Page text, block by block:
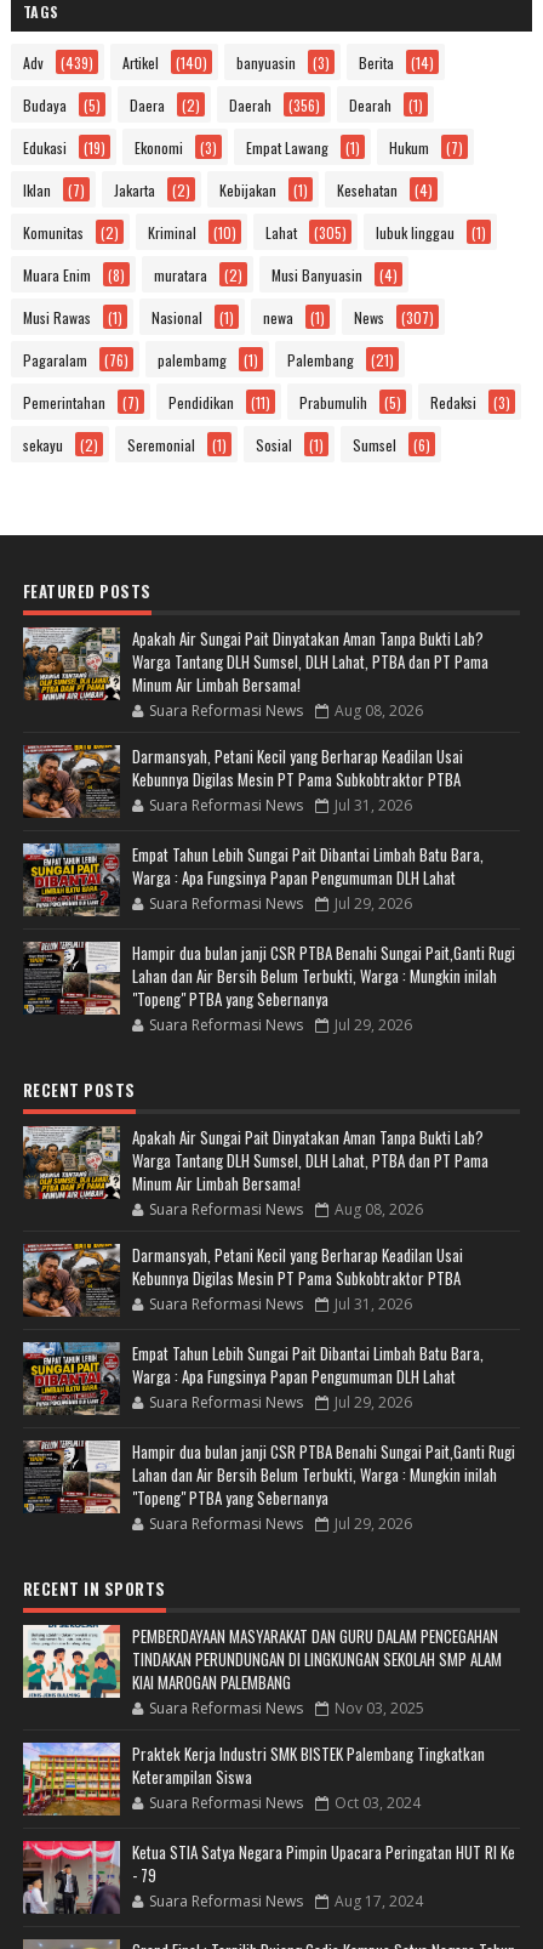
TAGS
Adv (439) Artikel (140) banyuasin (3) Berita (14)
Budaya (5) Daera (2) Daerah (356) Dearah (1)
Edukasi (19) Ekonomi (3) Empat Lawang (1) Hukum (7)
Iklan (7) Jakarta (2) Kebijakan (1) Kesehatan (4)
Komunitas (2) Kriminal (10) Lahat (305) lubuk linggau (1)
Muara Enim (8) muratara (2) Musi Banyuasin (4)
Musi Rawas (1) Nasional (1) newa (1) News (307)
Pagaralam (76) palembamg (1) Palembang (21)
Pemerintahan (7) Pendidikan (11) Prabumulih (5) Redaksi (3)
sekayu (2) Seremonial (1) Sosial (1) Sumsel (6)
FEATURED POSTS
Apakah Air Sungai Pait Dinyatakan Aman Tanpa Bukti Lab?
Warga Tantang DLH Sumsel, DLH Lahat, PTBA dan PT Pama
Minum Air Limbah Bersama!
Suara Reformasi News Aug 08, 2026
Darmansyah, Petani Kecil yang Berharap Keadilan Usai
Kebunnya Digilas Mesin PT Pama Subkobtraktor PTBA
Suara Reformasi News Jul 31, 2026
Empat Tahun Lebih Sungai Pait Dibantai Limbah Batu Bara,
Warga : Apa Fungsinya Papan Pengumuman DLH Lahat
Suara Reformasi News Jul 29, 2026
Hampir dua bulan janji CSR PTBA Benahi Sungai Pait,Ganti Rugi
Lahan dan Air Bersih Belum Terbukti, Warga : Mungkin inilah
"Topeng" PTBA yang Sebernanya
Suara Reformasi News Jul 29, 2026
RECENT POSTS
Apakah Air Sungai Pait Dinyatakan Aman Tanpa Bukti Lab?
Warga Tantang DLH Sumsel, DLH Lahat, PTBA dan PT Pama
Minum Air Limbah Bersama!
Suara Reformasi News Aug 08, 2026
Darmansyah, Petani Kecil yang Berharap Keadilan Usai
Kebunnya Digilas Mesin PT Pama Subkobtraktor PTBA
Suara Reformasi News Jul 31, 2026
Empat Tahun Lebih Sungai Pait Dibantai Limbah Batu Bara,
Warga : Apa Fungsinya Papan Pengumuman DLH Lahat
Suara Reformasi News Jul 29, 2026
Hampir dua bulan janji CSR PTBA Benahi Sungai Pait,Ganti Rugi
Lahan dan Air Bersih Belum Terbukti, Warga : Mungkin inilah
"Topeng" PTBA yang Sebernanya
Suara Reformasi News Jul 29, 2026
RECENT IN SPORTS
PEMBERDAYAAN MASYARAKAT DAN GURU DALAM PENCEGAHAN
TINDAKAN PERUNDUNGAN DI LINGKUNGAN SEKOLAH SMP ALAM
KIAI MAROGAN PALEMBANG
Suara Reformasi News Nov 03, 2025
Praktek Kerja Industri SMK BISTEK Palembang Tingkatkan
Keterampilan Siswa
Suara Reformasi News Oct 03, 2024
Ketua STIA Satya Negara Pimpin Upacara Peringatan HUT RI Ke
- 79
Suara Reformasi News Aug 17, 2024